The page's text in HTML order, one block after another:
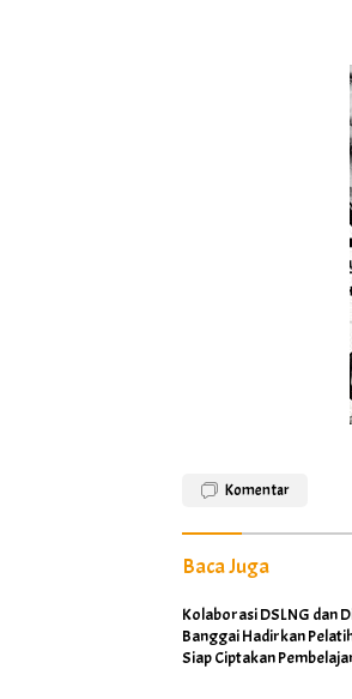
Komentar
Baca Juga
Kolaborasi DSLNG dan
Banggai Hadirkan
Siap Ciptakan